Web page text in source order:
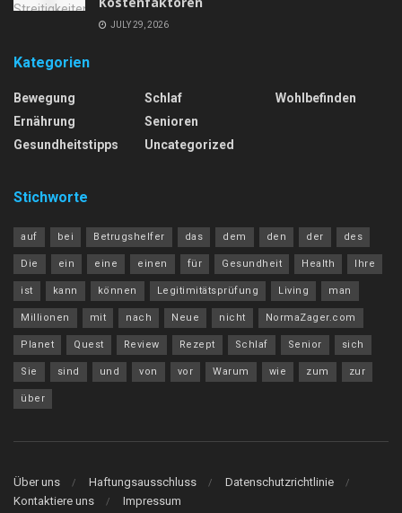
JULY 29, 2026
Kategorien
Bewegung
Ernährung
Gesundheitstipps
Schlaf
Senioren
Uncategorized
Wohlbefinden
Stichworte
auf bei Betrugshelfer das dem den der des
Die ein eine einen für Gesundheit Health Ihre
ist kann können Legitimitätsprüfung Living man
Millionen mit nach Neue nicht NormaZager.com
Planet Quest Review Rezept Schlaf Senior sich
Sie sind und von vor Warum wie zum zur
über
Über uns Haftungsausschluss
Datenschutzrichtlinie
Kontaktiere uns
Impressum